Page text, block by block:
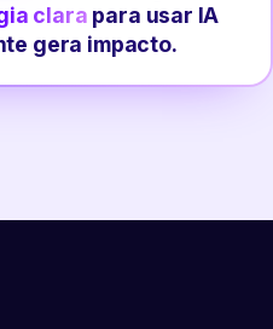
clara para usar IA
gera impacto.